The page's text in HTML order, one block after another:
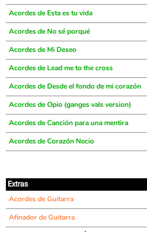
Acordes de Esta es tu vida
Acordes de No sé porqué
Acordes de Mi Deseo
Acordes de Lead me to the cross
Acordes de Desde el fondo de mi corazón
Acordes de Opio (ganges vals version)
Acordes de Canción para una mentira
Acordes de Corazón Necio
Extras
Acordes de Guitarra
Afinador de Guitarra